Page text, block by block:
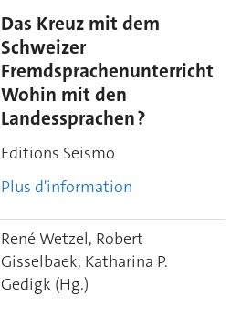
Das Kreuz mit dem
Schweizer
Fremdsprachenunterricht
Wohin mit den
Landessprachen ?
Editions Seismo
Plus d'information
René Wetzel, Robert
Gisselbaek, Katharina P.
Gedigk (Hg.)